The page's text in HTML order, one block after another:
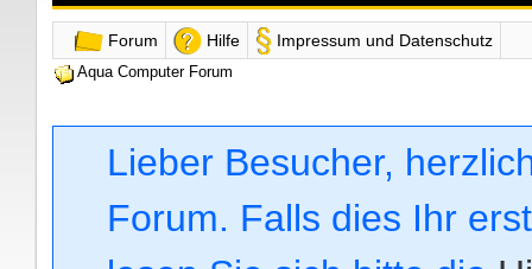
Forum Hilfe Impressum und Datenschutz
Aqua Computer Forum
Lieber Besucher,
Forum. Falls dies Ihr